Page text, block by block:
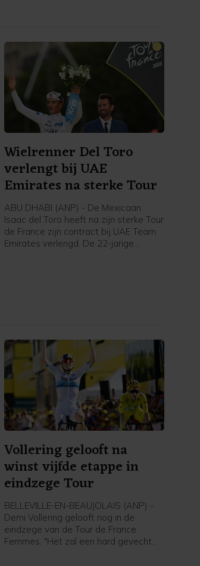
Wielrenner Del Toro
verlengt bij UAE
Emirates na sterke Tour
ABU DHABI (ANP) - De Mexicaan
Isaac del Toro heeft na zijn sterke Tour
de France zijn contract bij UAE Team
Emirates verlengd. De 22-jarige
witte jongerentrui.
Vollering gelooft na
winst vijfde etappe in
eindzege Tour
BELLEVILLE-EN-BEAUJOLAIS (ANP) -
Demi Vollering gelooft nog in de
eindzege van de Tour de France
Femmes. "Het zal een hard gevecht